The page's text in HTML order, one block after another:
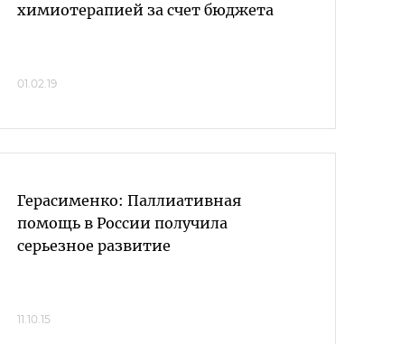
химиотерапией за счет бюджета
01.02.19
Герасименко: Паллиативная
помощь в России получила
серьезное развитие
11.10.15